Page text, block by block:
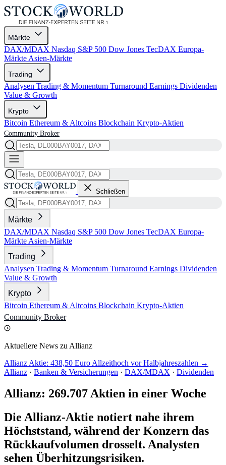
Märkte
DAX/MDAX Nasdaq S&P 500 Dow Jones TecDAX Europa-
Märkte Asien-Märkte
Trading
Analysen Trading & Momentum Turnaround Earnings Dividenden
Value & Growth
Krypto
Bitcoin Ethereum & Altcoins Blockchain Krypto-Aktien
Community Broker
Schließen
Märkte
DAX/MDAX Nasdaq S&P 500 Dow Jones TecDAX Europa-
Märkte Asien-Märkte
Trading
Analysen Trading & Momentum Turnaround Earnings Dividenden
Value & Growth
Krypto
Bitcoin Ethereum & Altcoins Blockchain Krypto-Aktien
Community Broker
Aktuellere News zu Allianz
Allianz Aktie: 438,50 Euro Allzeithoch vor Halbjahreszahlen →
Allianz · Banken & Versicherungen · DAX/MDAX · Dividenden
Allianz: 269.707 Aktien in einer Woche
Die Allianz-Aktie notiert nahe ihrem
Höchststand, während der Konzern das
Rückkaufvolumen drosselt. Analysten
sehen Überhitzungsrisiken.